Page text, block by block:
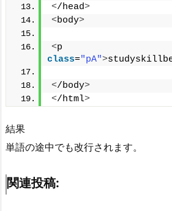
</head>
<body>
<
class="pA">
</body>
</html>
結果
単語の途中でも改行されます。
関連投稿: